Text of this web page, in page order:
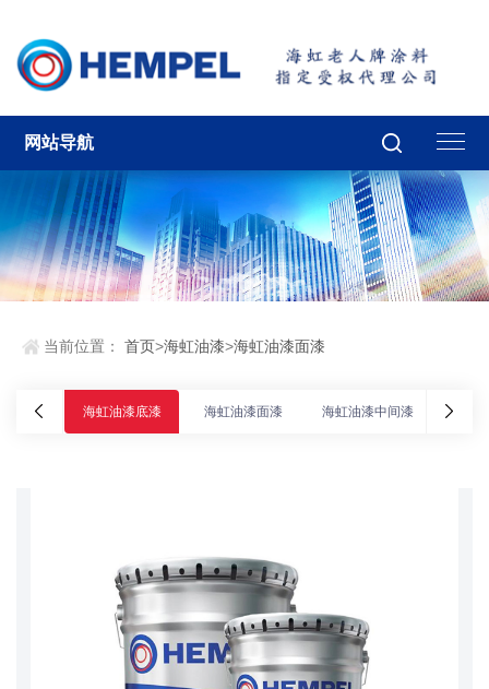
网站导航
当前位置：首页>海虹油漆>海虹油漆面漆
海虹油漆底漆 海虹油漆面漆 海虹油漆中间漆 海虹油